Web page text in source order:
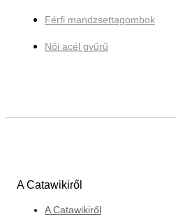
Férfi mandzsettagombok
Női acél gyűrű
A Catawikiről
A Catawikiről